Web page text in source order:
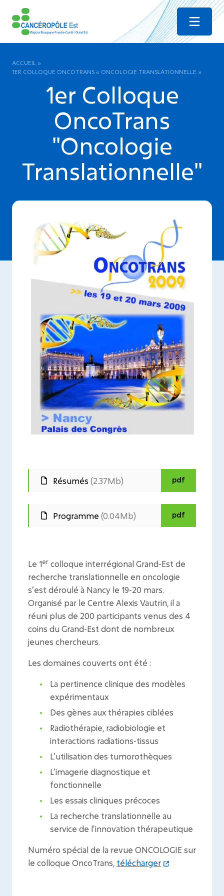
Menu
ACCUEIL »
1ER COLLOQUE ONCOTRANS « ONCOLOGIE TRANSLATIONNELLE »
1er Colloque
OncoTrans
"Oncologie
Translationnelle"
Résumés (2.37Mb) pdf
Programme (0.04Mb) pdf
Le 1er colloque interrégional Grand-Est de
recherche translationnelle en oncologie
s’est déroulé à Nancy le 19-20 mars.
Organisé par le Centre Alexis Vautrin, il a
réuni plus de 200 participants venus des 4
coins du Grand-Est dont de nombreux
jeunes chercheurs.
Les domaines couverts ont été :
La pertinence clinique des modèles
expérimentaux
Des gènes aux thérapies ciblées
Radiothérapie, radiobiologie et
interactions radiations-tissus
L’utilisation des tumorothèques
L’imagerie diagnostique et
fonctionnelle
Les essais cliniques précoces
La recherche translationnelle au
service de l’innovation thérapeutique
Numéro spécial de la revue ONCOLOGIE sur
le colloque OncoTrans, télécharger